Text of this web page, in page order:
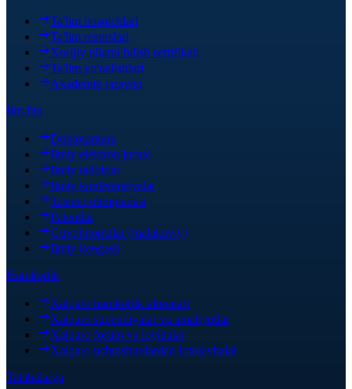
Ta'lim bosqichlari
Ta'lim resurslari
Xorijiy tillarni bilish sertifikati
Ta'lim yo'nalishlari
Akademik jarayon
Ilm-fan
Doktorantura
Ilmiy elektron jurnal
Ilmiy tadbirlar
Ilmiy konferensiyalar
Tasimo olimpiadasi
Patentlar
Guvohnomalar (malakaviy)
Ilmiy kengash
Hamkorlik
Xalqaro hamkorlik aloqalari
Xalqaro stipendiyalar va amaliyotlar
Xalqaro forum va loyihalar
Xalqaro uchrashuvlardan fotolavhalar
Talabalarga